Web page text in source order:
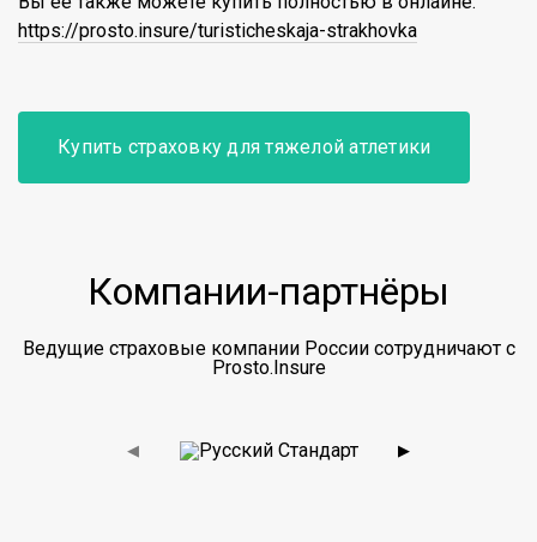
https://prosto.insure/turisticheskaja-strakhovka
Купить страховку для тяжелой атлетики
Компании-партнёры
Ведущие страховые компании России сотрудничают с
Prosto.Insure
◀ ▶